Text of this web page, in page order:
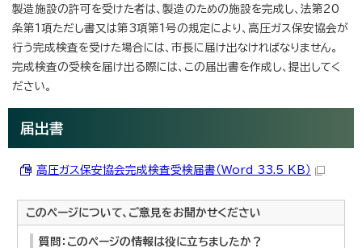
製造施設の許可を受けた者は、製造のための施設を完成し、法第20
条第1項ただし書又は第3項第1号の規定により、高圧ガス保安協会が
行う完成検査を受けた場合には、市長に届け出なければなりません。
完成検査の受検を届け出る際には、この届出書を作成し、提出してく
ださい。
届出書
高圧ガス保安協会完成検査受検届書（Word 33.5 KB）
このページについて、ご意見をお聞かせください
質問：このページの情報は役に立ちましたか？